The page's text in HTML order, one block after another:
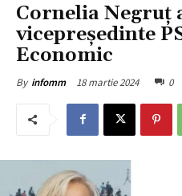
Cornelia Negruț
vicepreședinte
Economic
By infomm 18 martie 2024 0